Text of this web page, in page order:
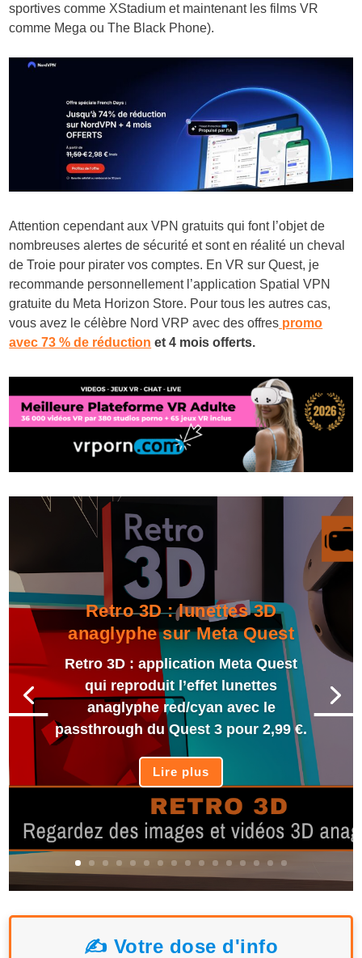
sportives comme XStadium et maintenant les films VR
comme Mega ou The Black Phone).
Attention cependant aux VPN gratuits qui font l’objet de
nombreuses alertes de sécurité et sont en réalité un cheval
de Troie pour pirater vos comptes. En VR sur Quest, je
recommande personnellement l’application Spatial VPN
gratuite du Meta Horizon Store. Pour tous les autres cas,
vous avez le célèbre Nord VRP avec des offres promo
avec 73 % de réduction et 4 mois offerts.
Retro 3D : lunettes 3D
anaglyphe sur Meta Quest
Retro 3D : application Meta Quest
qui reproduit l’effet lunettes
anaglyphe red/cyan avec le
passthrough du Quest 3 pour 2,99 €.
Lire plus
✍️ Votre dose d'info